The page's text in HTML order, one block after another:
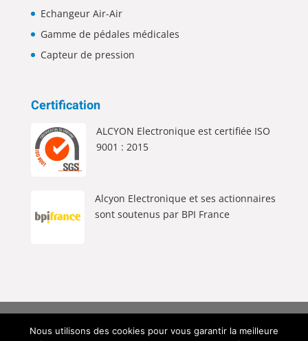
Echangeur Air-Air
Gamme de pédales médicales
Capteur de pression
Certification
ALCYON Electronique est certifiée ISO
9001 : 2015
Alcyon Electronique et ses actionnaires
sont soutenus par BPI France
Alcyon Electronique © 2026 Tous Droits Réservés |
Nous utilisons des cookies pour vous garantir la meilleure